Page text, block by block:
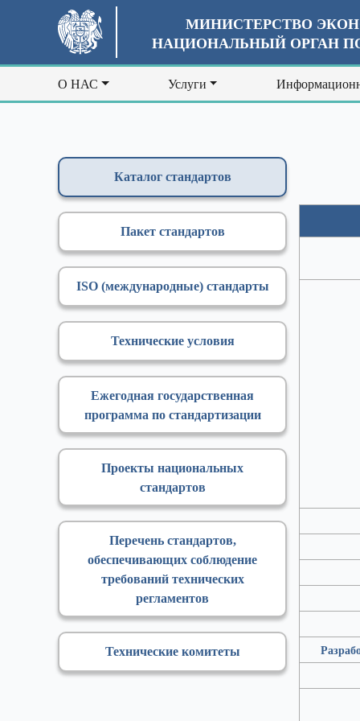
МИНИСТЕРСТВО
НАЦИОНАЛЬНЫЙ ОРГАН
О НАС Услуги
Каталог стандартов
Пакет стандартов
ISO (международные) стандарты
Технические условия
Ежегодная государственная
программа по стандартизации
Проекты национальных
стандартов
Перечень стандартов,
обеспечивающих соблюдение
требований технических
регламентов
Технические комитеты